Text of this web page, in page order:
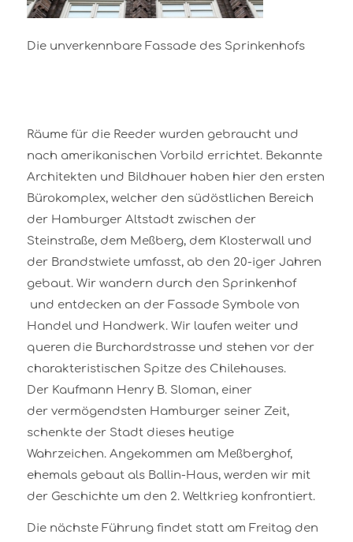
Die unverkennbare Fassade des Sprinkenhofs
Räume für die Reeder wurden gebraucht und
nach amerikanischen Vorbild errichtet. Bekannte
Architekten und Bildhauer haben hier den ersten
Bürokomplex, welcher den südöstlichen Bereich
der Hamburger Altstadt zwischen der
Steinstraße, dem Meßberg, dem Klosterwall und
der Brandstwiete umfasst, ab den 20-iger Jahren
gebaut. Wir wandern durch den Sprinkenhof
und entdecken an der Fassade Symbole von
Handel und Handwerk. Wir laufen weiter und
queren die Burchardstrasse und stehen vor der
charakteristischen Spitze des Chilehauses.
Der Kaufmann Henry B. Sloman, einer
der vermögendsten Hamburger seiner Zeit,
schenkte der Stadt dieses heutige
Wahrzeichen. Angekommen am Meßberghof,
ehemals gebaut als Ballin-Haus, werden wir mit
der Geschichte um den 2. Weltkrieg konfrontiert.
Die nächste Führung findet statt am Freitag den